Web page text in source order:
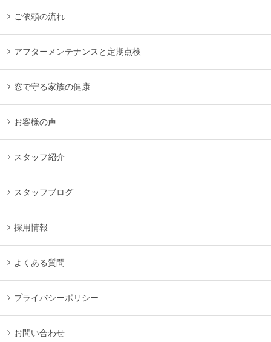
ご依頼の流れ
アフターメンテナンスと定期点検
窓で守る家族の健康
お客様の声
スタッフ紹介
スタッフブログ
採用情報
よくある質問
プライバシーポリシー
お問い合わせ